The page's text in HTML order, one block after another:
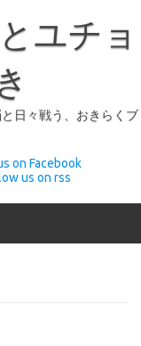
ユチョ
日々戦う、おきらくブ